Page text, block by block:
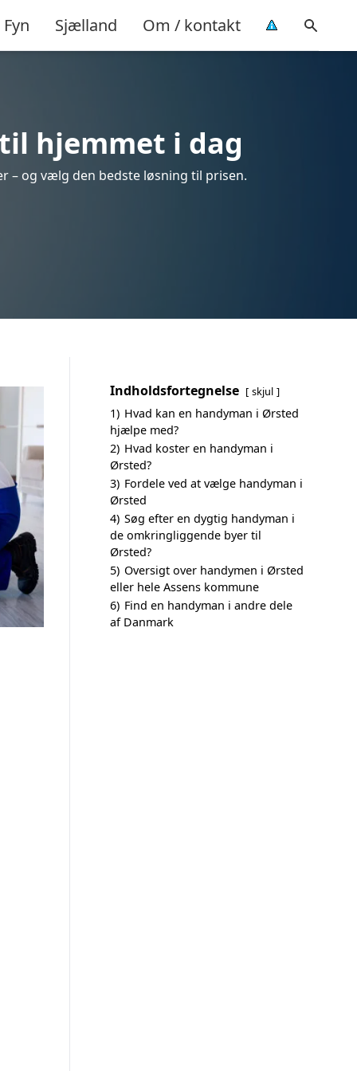
Fyn Sjælland Om / kontakt
hjemmet i dag
– og vælg den bedste løsning til prisen.
Indholdsfortegnelse skjul
1) Hvad kan en handyman i Ørsted
hjælpe med?
2) Hvad koster en handyman i
Ørsted?
3) Fordele ved at vælge handyman i
Ørsted
4) Søg efter en dygtig handyman i
de omkringliggende byer til
Ørsted?
5) Oversigt over handymen i Ørsted
eller hele Assens kommune
6) Find en handyman i andre dele
af Danmark